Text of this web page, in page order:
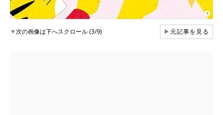
▼次の画像は下へスクロール (3/9) ▶元記事を見る